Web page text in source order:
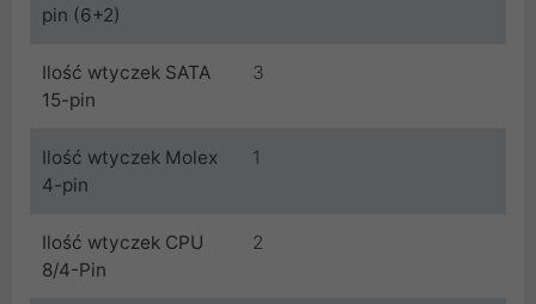
pin (6+2)
Ilość wtyczek SATA
15-pin
3
Ilość wtyczek Molex
4-pin
1
Ilość wtyczek CPU
8/4-Pin
2